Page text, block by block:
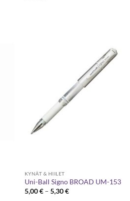
KYNÄT & HIILET
Uni-Ball Signo BROAD UM-153
5,00€ – 5,30€Hintaluokka: